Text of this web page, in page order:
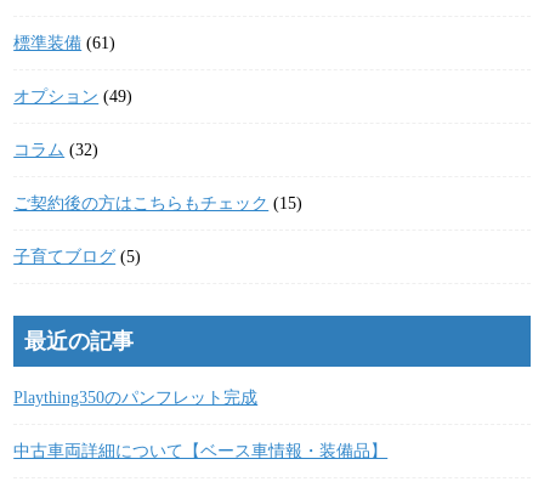
標準装備 (61)
オプション (49)
コラム (32)
ご契約後の方はこちらもチェック (15)
子育てブログ (5)
最近の記事
Plaything350のパンフレット完成
中古車両詳細について【ベース車情報・装備品】